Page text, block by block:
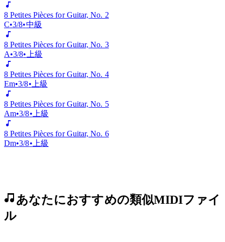
8 Petites Pièces for Guitar, No. 1
C •3/8•上級
8 Petites Pièces for Guitar, No. 2
C •3/8•中級
8 Petites Pièces for Guitar, No. 3
A•3/8•上級
8 Petites Pièces for Guitar, No. 4
Em•3/8• 上級
8 Petites Pièces for Guitar, No. 5
Am•3/8• 上級
あなたにおすすめの類似MIDIファイ